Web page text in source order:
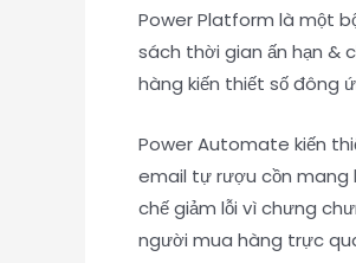
Power Platform là một
sách thời gian ấn hạn &
hàng kiến thiết số đông
Power Automate kiến
email tự rượu cồn mang
chế giảm lỗi vì chưng
người mua hàng trực